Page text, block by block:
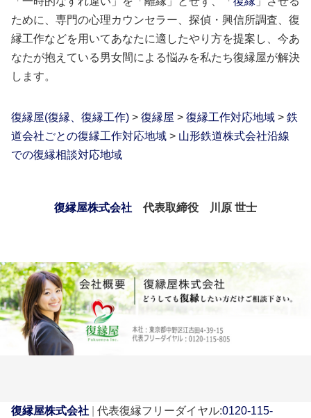
ために、専門の心理カウンセラー、探偵・興信所調査、復
縁工作などを用いてあなたに適したやり方を提案し、今あ
なたが抱えている男女間による悩みを私たち復縁屋が解決
します。
復縁屋(復縁、復縁工作) > 復縁屋 > 復縁工作対応地域 > 鉄
道会社ごとの復縁工作対応地域 > 山形鉄道株式会社沿線
での復縁相談対応地域
復縁屋株式会社 代表取締役 川原 世士
復縁屋株式会社 代表復縁フリーダイヤル:0120-115-